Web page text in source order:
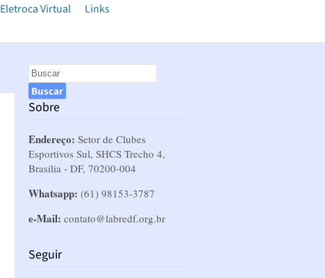
Eletroca Virtual
Links
Sobre
Endereço: Setor de Clubes
Esportivos Sul, SHCS Trecho 4,
Brasília - DF, 70200-004
Whatsapp: (61) 98153-3787
e-Mail: contato@labredf.org.br
Seguir